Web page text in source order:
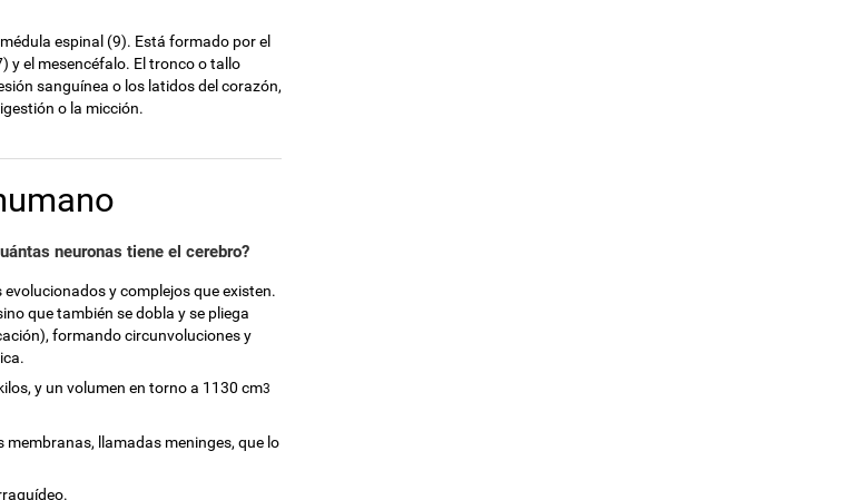
espinal (9). Está formado por el
y el mesencéfalo. El tronco o tallo
sanguínea o los latidos del corazón,
o la micción.
neuronas tiene el cerebro?
y complejos que existen.
que también se dobla y se pliega
formando circunvoluciones y
y un volumen en torno a 1130 cm3
llamadas meninges, que lo